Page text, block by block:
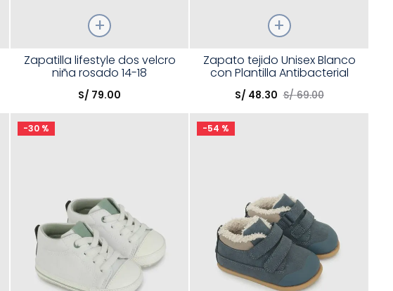
Talla
Elige una opción
Zapatilla lifestyle dos velcro
niña rosado 14-18
S/ 79.00
Talla
Elige una opción
Zapato tejido Unisex Blanco
con Plantilla Antibacterial
S/ 48.30 S/ 69.00
-30 % -54 %